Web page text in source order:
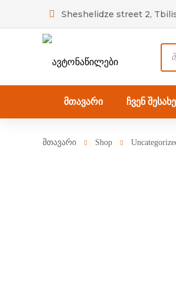
Sheshelidze street 2,
მთავარი ჩვენ
მთავარი Shop